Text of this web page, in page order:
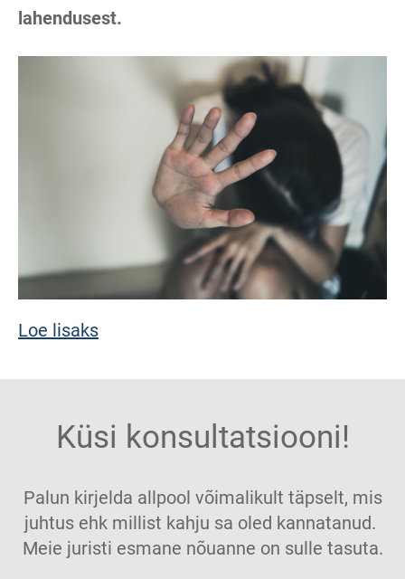
lahendusest.
Loe lisaks
Küsi konsultatsiooni!
Palun kirjelda allpool võimalikult täpselt, mis
juhtus ehk millist kahju sa oled kannatanud.
Meie juristi esmane nõuanne on sulle tasuta.